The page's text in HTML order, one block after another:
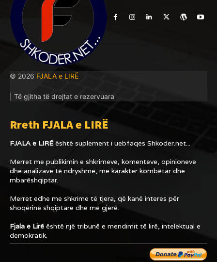
© 2026 FJALA e LIRË
| Të gjitha të drejtat e rezervuara
Rreth FJALA e LIRË
FJALA e LIRËështë suplement i uebfaqes Shkoder.net...
Merret me publikimin e shkrimeve, komenteve, opinioneve
dhe analizave të ndryshme, me karakter kombëtar dhe
mbarëshqiptar.
Merret edhe me shkrime të tjera, që kanë interes për
shoqërinë shqiptare dhe më gjerë.
Fjala e Lirë është një tribunë e mendimit të lirë, intelektual e
demokratik.